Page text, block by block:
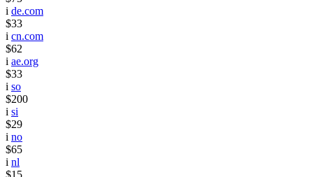
i de.com
$33
i cn.com
$62
i ae.org
$33
i so
$200
i si
$29
i no
$65
i nl